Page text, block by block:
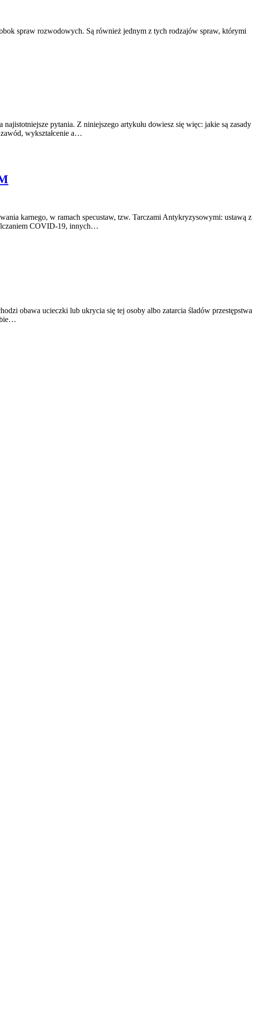
spraw rozwodowych. Są również jednym z tych rodzajów spraw, którymi
pytania. Z niniejszego artykułu dowiesz się więc: jakie są zasady
wykształcenie a…
karnego, w ramach specustaw, tzw. Tarczami Antykryzysowymi: ustawą z
COVID-19, innych…
obawa ucieczki lub ukrycia się tej osoby albo zatarcia śladów przestępstwa